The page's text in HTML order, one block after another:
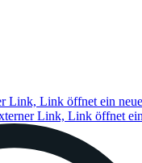
Link, Link öffnet ein
Link, Link öffnet